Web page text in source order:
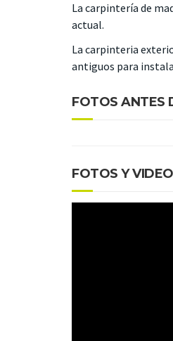
La carpintería de
actual.
La carpinteria
antiguos para
FOTOS ANTES
FOTOS Y